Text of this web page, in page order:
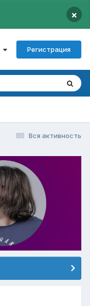
×
Регистрация
Вся активность